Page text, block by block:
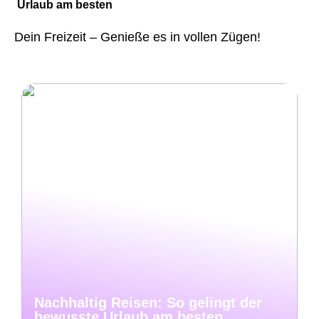
Urlaub am besten
Dein Freizeit – Genieße es in vollen Zügen!
Nachhaltig Reisen: So gelingt der